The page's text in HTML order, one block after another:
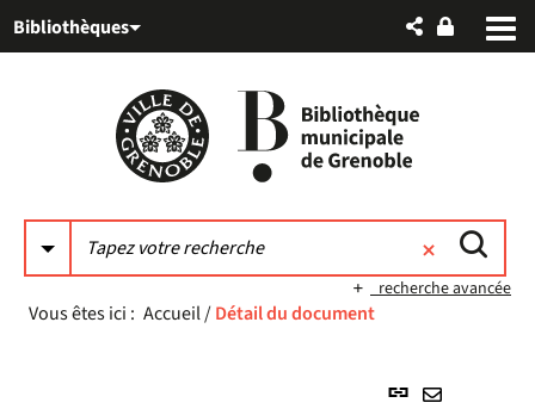
au
auBibliothèques
recherche avancée
Vous êtes ici : Accueil/Détail du document
Lien